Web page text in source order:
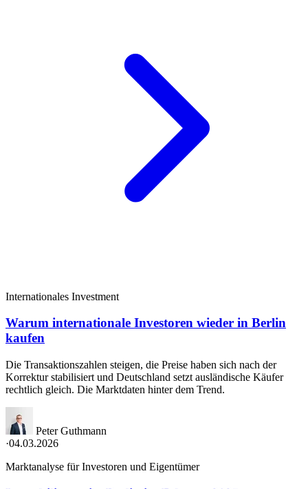
Internationales Investment
Warum internationale Investoren wieder in Berlin
kaufen
Die Transaktionszahlen steigen, die Preise haben sich nach der
Korrektur stabilisiert und Deutschland setzt ausländische Käufer
rechtlich gleich. Die Marktdaten hinter dem Trend.
Peter Guthmann
·04.03.2026
Marktanalyse für Investoren und Eigentümer